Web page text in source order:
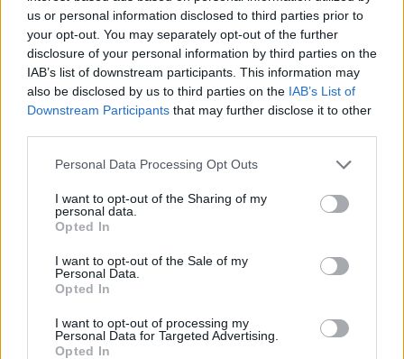
us or personal information disclosed to third parties prior to
your opt-out. You may separately opt-out of the further
disclosure of your personal information by third parties on the
IAB’s list of downstream participants. This information may
also be disclosed by us to third parties on the IAB’s List of
Downstream Participants that may further disclose it to other
Personal Data Processing Opt Outs
I want to opt-out of the Sharing of my
personal data.
Opted In
I want to opt-out of the Sale of my
Personal Data.
Opted In
I want to opt-out of processing my
Personal Data for Targeted Advertising.
Opted In
Shtuarmë17.08.2025 18:55
Tags:
floket , gjesti , roze